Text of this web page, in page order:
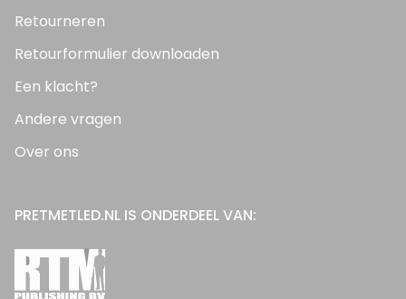
Retourneren
Retourformulier downloaden
Een klacht?
Andere vragen
Over ons
PRETMETLED.NL IS ONDERDEEL VAN: